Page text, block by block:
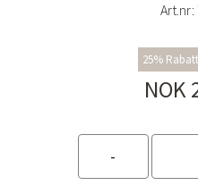
Art.nr:
25% Rabatt
NOK